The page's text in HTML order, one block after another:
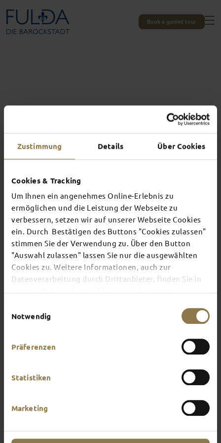
Zustimmung Details Über Cookies
Cookies & Tracking
Um Ihnen ein angenehmes Online-Erlebnis zu
ermöglichen und die Leistung der Webseite zu
verbessern, setzen wir auf unserer Webseite Cookies
ein. Durch Bestätigen des Buttons "Cookies zulassen"
stimmen Sie der Verwendung zu. Über den Button
"Auswahl zulassen" lassen Sie nur die ausgewählten
Cookies zu. Weitere Informationen, auch zur
Datenverarbeitung durch Drittanbieter, finden Sie in
Notwendig
Präferenzen
Statistiken
Marketing
Book a guided tour
Experiences unique to Fulda
TOP EVENTS
There's always something going on in Fulda:
whether it's a concert, a musical, a fun-filled
guided tour or a theatre performance – this is the